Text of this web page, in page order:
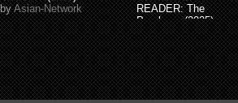
byAsian-Network
READER: The
Prophecy (2025)
byAsian-Network